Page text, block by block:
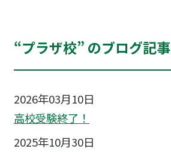
“プラザ校” のブログ記事
2026年03月10日
高校受験終了！
2025年10月30日